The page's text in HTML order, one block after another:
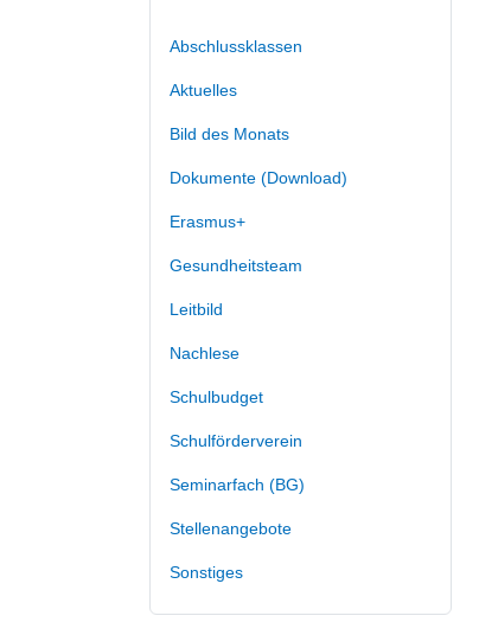
Abschlussklassen
Aktuelles
Bild des Monats
Dokumente (Download)
Erasmus+
Gesundheitsteam
Leitbild
Nachlese
Schulbudget
Schulförderverein
Seminarfach (BG)
Stellenangebote
Sonstiges